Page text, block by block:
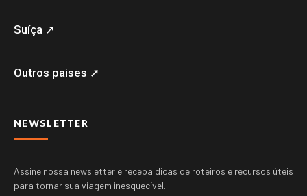
Suíça ➚
Outros paises ➚
NEWSLETTER
Assine nossa newsletter e receba dicas de roteiros e recursos úteis
para tornar sua viagem inesquecível.